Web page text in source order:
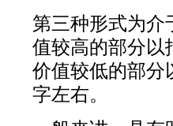
第三种形式为介
值较高的部分以
价值较低的部分
字左右。